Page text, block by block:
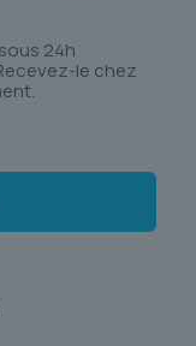
24h
le chez